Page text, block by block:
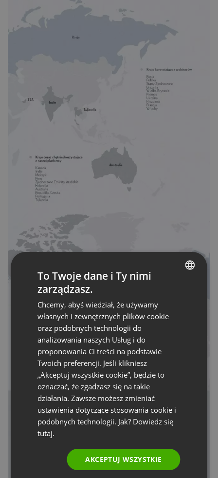
FRENCH
RUSSIAN
SPANISH
ITALIAN
To Twoje dane i Ty nimi
zarządzasz.
Chcemy, abyś wiedział, że używamy
własnych i zewnętrznych plików cookie
oraz podobnych technologii do
analizowania naszych Usług i do
proponowania Ci treści na podstawie
Twoich preferencji. Jeśli klikniesz
„Akceptuj wszystkie cookie”, będzie to
oznaczać, że zgadzasz się na takie
działania. Zawsze możesz zmieniać
ustawienia dotyczące stosowania cookie i
podobnych technologii. Jak? Dowiedz się
tutaj.
AKCEPTUJ WSZYSTKIE